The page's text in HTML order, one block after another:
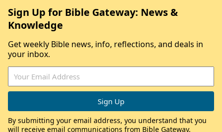
Sign Up for Bible Gateway: News &
Knowledge
Get weekly Bible news, info, reflections, and deals in
your inbox.
By submitting your email address, you understand that you
will receive email communications from Bible Gateway,